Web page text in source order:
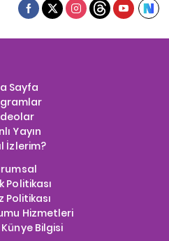
Sayfa
Yayın
İzlerim?
Politikası
Politikası
Hizmetleri
Künye Bilgisi